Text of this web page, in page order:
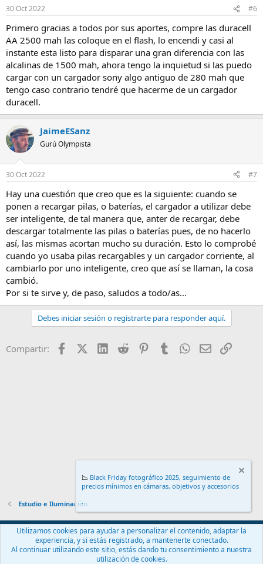
30 Oct 2022 #6
Primero gracias a todos por sus aportes, compre las duracell
AA 2500 mah las coloque en el flash, lo encendi y casi al
instante esta listo para disparar una gran diferencia con las
alcalinas de 1500 mah, ahora tengo la inquietud si las puedo
cargar con un cargador sony algo antiguo de 280 mah que
tengo caso contrario tendré que hacerme de un cargador
duracell.
JaimeESanz
Gurú Olympista
30 Oct 2022 #7
Hay una cuestión que creo que es la siguiente: cuando se
ponen a recargar pilas, o baterías, el cargador a utilizar debe
ser inteligente, de tal manera que, anter de recargar, debe
descargar totalmente las pilas o baterías pues, de no hacerlo
así, las mismas acortan mucho su duración. Esto lo comprobé
cuando yo usaba pilas recargables y un cargador corriente, al
cambiarlo por uno inteligente, creo que así se llaman, la cosa
cambió.
Por si te sirve y, de paso, saludos a todo/as...
Debes iniciar sesión o registrarte para responder aquí.
Compartir: FacebookX (Twitter)
LinkedIn
Reddit PinterestTumblr WhatsApp
EmailEnlace
Estudio e Iluminación
Español (ES)
Contáctanos
Términos y reglas Política de privacidad
Ayuda
📉 Black Friday fotográfico 2025, seguimiento de
precios mínimos en cámaras, objetivos y accesorios
.
Utilizamos cookies para ayudar a personalizar el contenido, adaptar la
experiencia, y si estás registrado, a mantenerte conectado.
Al continuar utilizando este sitio, estás dando tu consentimiento a nuestra
utilización de cookies.